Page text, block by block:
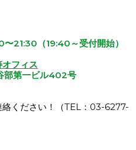
21:30（19:40～受付開始）
フィス
第一ビル402号
ください！（TEL：03-6277-